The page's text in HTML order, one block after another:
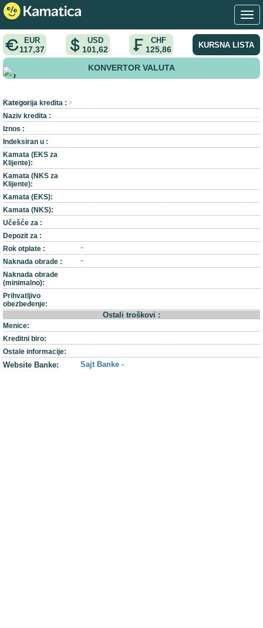
EUR
117,37
USD
101,62
CHF
125,86 KURSNA LISTA
KONVERTOR VALUTA
Početna > >
,
Kategorija kredita :
Naziv kredita :
Iznos :
Indeksiran u :
Kamata (EKS za
Klijente):
Kamata (NKS za
Klijente):
Kamata (EKS):
Kamata (NKS):
Učešće za :
Depozit za :
Rok otplate :
-
Naknada obrade : -
Naknada obrade
(minimalno):
Prihvatljivo
obezbeđenje:
Ostali troškovi :
Menice:
Kreditni biro:
Ostale informacije:
Website Banke: Sajt Banke -